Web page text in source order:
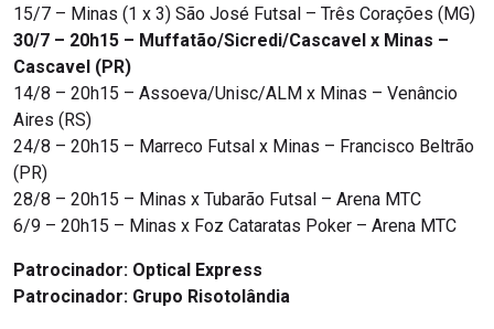
15/7 – Minas (1 x 3) São José Futsal – Três Corações (MG)
30/7 – 20h15 – Muffatão/Sicredi/Cascavel x Minas –
Cascavel (PR)
14/8 – 20h15 – Assoeva/Unisc/ALM x Minas – Venâncio
Aires (RS)
24/8 – 20h15 – Marreco Futsal x Minas – Francisco Beltrão
(PR)
28/8 – 20h15 – Minas x Tubarão Futsal – Arena MTC
6/9 – 20h15 – Minas x Foz Cataratas Poker – Arena MTC
Patrocinador: Optical Express
Patrocinador: Grupo Risotolândia